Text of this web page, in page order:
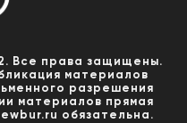
Все права защищены.
материалов
разрешения
материалов прямая
обязательна.